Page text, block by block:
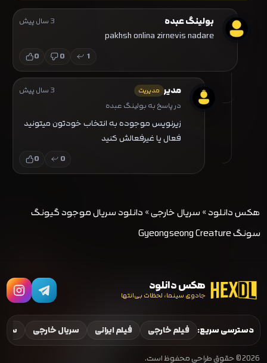
بولینگ عبده 3 سال پیش
pakhsh onlina zirnevis nadare
0 0 1
مدیر مدیریت
3 سال پیش
در پاسخ به بولینگ عبده
زیرنویس موجوده به انتخاب خودتون میتونید
فعال یا غیرفعالش کنید
0 0
هکس دانلود»سریال خارجی»دانلود سریال موجود گیونگ
سونگ Gyeongseong Creature
هکس دانلود
جادوی سینما، لحظات بی‌انتها
دسترسی سریع: فیلم خارجی فیلم ایرانی سریال خارجی
2026 © حقوق طراحی محفوظ است.